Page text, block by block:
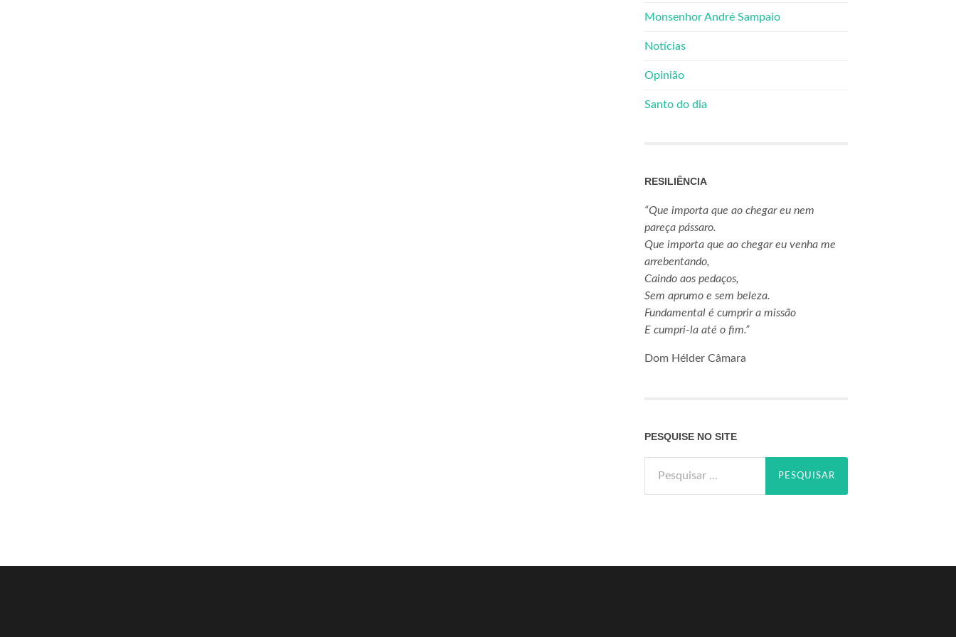
Monsenhor André Sampaio
Notícias
Opinião
Santo do dia
RESILIÊNCIA
“Que importa que ao chegar eu nem
pareça pássaro.
Que importa que ao chegar eu venha me
arrebentando,
Caindo aos pedaços,
Sem aprumo e sem beleza.
Fundamental é cumprir a missão
E cumpri-la até o fim.”
Dom Hélder Câmara
PESQUISE NO SITE
por: